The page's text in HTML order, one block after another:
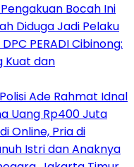
Bocah Ini
Diduga Jadi Pelaku
PERADI Cibinong:
Kuat dan
Ade Rahmat Idnal
Uang Rp400 Juta
Online, Pria di
Istri dan Anaknya